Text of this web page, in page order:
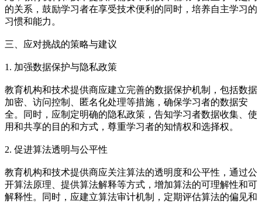
的关系，鼓励学习者在享受技术便利的同时，培养自主学习的
习惯和能力。
三、应对挑战的策略与建议
1. 加强数据保护与隐私政策
教育机构和技术提供商应建立完善的数据保护机制，包括数据
加密、访问控制、匿名化处理等措施，确保学习者的数据安
全。同时，应制定明确的隐私政策，告知学习者数据收集、使
用和共享的目的和方式，尊重学习者的知情权和选择权。
2. 促进算法透明与公平性
教育机构和技术提供商应关注算法的透明度和公平性，通过公
开算法原理、提供算法解释等方式，增加算法的可理解性和可
解释性。同时，应建立算法审计机制，定期评估算法的偏见和